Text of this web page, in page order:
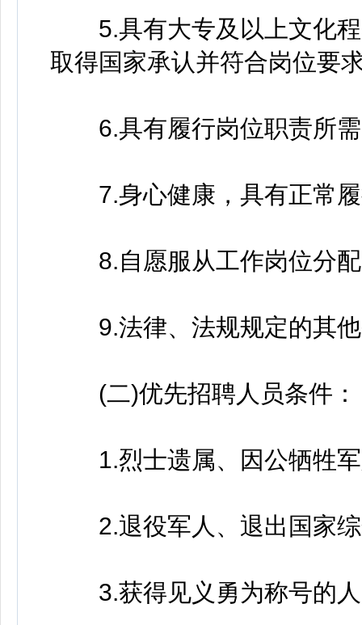
5.具有大专及以上文化程
取得国家承认并符合岗位要
6.具有履行岗位职责所需
7.身心健康，具有正常履
8.自愿服从工作岗位分
9.法律、法规规定的其他
(二)优先招聘人员条件：
1.烈士遗属、因公牺牲军
2.退役军人、退出国家综
3.获得见义勇为称号的人